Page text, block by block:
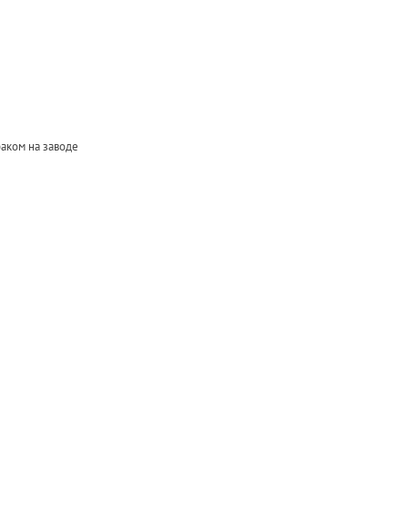
на заводе